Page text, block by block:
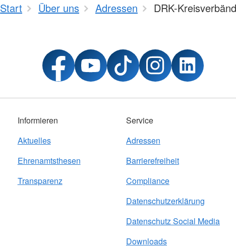
Start Über uns Adressen DRK-
Informieren
Aktuelles
Ehrenamtsthesen
Transparenz
Service
Adressen
Barrierefreiheit
Compliance
Datenschutzerklärung
Datenschutz Social Media
Downloads